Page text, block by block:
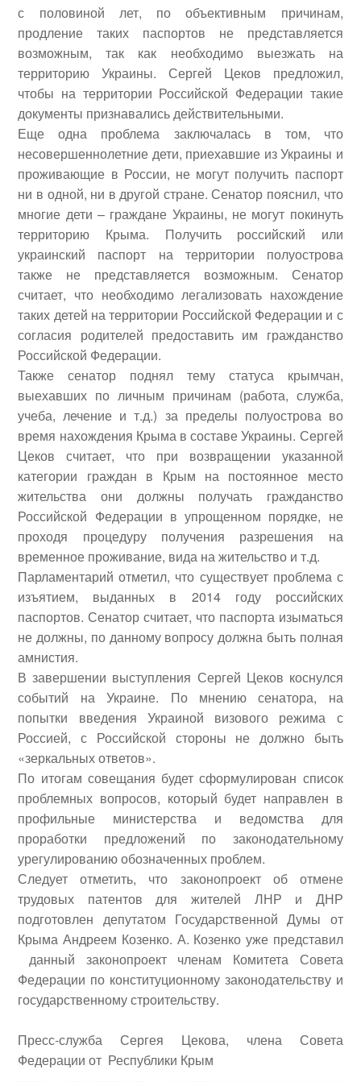
с половиной лет, по объективным причинам,
продление таких паспортов не представляется
возможным, так как необходимо выезжать на
территорию Украины. Сергей Цеков предложил,
чтобы на территории Российской Федерации такие
документы признавались действительными.
Еще одна проблема заключалась в том, что
несовершеннолетние дети, приехавшие из Украины и
проживающие в России, не могут получить паспорт
ни в одной, ни в другой стране. Сенатор пояснил, что
многие дети – граждане Украины, не могут покинуть
территорию Крыма. Получить российский или
украинский паспорт на территории полуострова
также не представляется возможным. Сенатор
считает, что необходимо легализовать нахождение
таких детей на территории Российской Федерации и с
согласия родителей предоставить им гражданство
Российской Федерации.
Также сенатор поднял тему статуса крымчан,
выехавших по личным причинам (работа, служба,
учеба, лечение и т.д.) за пределы полуострова во
время нахождения Крыма в составе Украины. Сергей
Цеков считает, что при возвращении указанной
категории граждан в Крым на постоянное место
жительства они должны получать гражданство
Российской Федерации в упрощенном порядке, не
проходя процедуру получения разрешения на
временное проживание, вида на жительство и т.д.
Парламентарий отметил, что существует проблема с
изъятием, выданных в 2014 году российских
паспортов. Сенатор считает, что паспорта изыматься
не должны, по данному вопросу должна быть полная
амнистия.
В завершении выступления Сергей Цеков коснулся
событий на Украине. По мнению сенатора, на
попытки введения Украиной визового режима с
Россией, с Российской стороны не должно быть
«зеркальных ответов».
По итогам совещания будет сформулирован список
проблемных вопросов, который будет направлен в
профильные министерства и ведомства для
проработки предложений по законодательному
урегулированию обозначенных проблем.
Следует отметить, что законопроект об отмене
трудовых патентов для жителей ЛНР и ДНР
подготовлен депутатом Государственной Думы от
КрымаАндреем Козенко. А. Козенко уже представил
данный законопроект членам Комитета Совета
Федерации по конституционному законодательству и
государственному строительству.
Пресс-служба Сергея Цекова, члена Совета
Федерации от Республики Крым